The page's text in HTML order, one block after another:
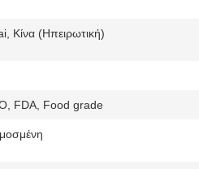
Κίνα (Ηπειρωτική)
FDA, Food grade